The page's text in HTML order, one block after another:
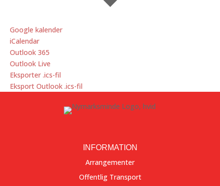
Google kalender
iCalendar
Outlook 365
Outlook Live
Eksporter .ics-fil
Eksport Outlook .ics-fil
INFORMATION
Arrangementer
Offentlig Transport